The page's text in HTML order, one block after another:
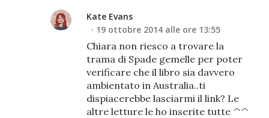
Kate Evans
19 ottobre 2014 alle ore 13:55
Chiara non riesco a trovare la
trama di Spade gemelle per poter
verificare che il libro sia davvero
ambientato in Australia..ti
dispiacerebbe lasciarmi il link? Le
altre letture le ho inserite tutte ^^